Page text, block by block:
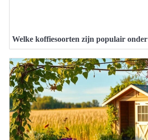
Welke koffiesoorten zijn populair